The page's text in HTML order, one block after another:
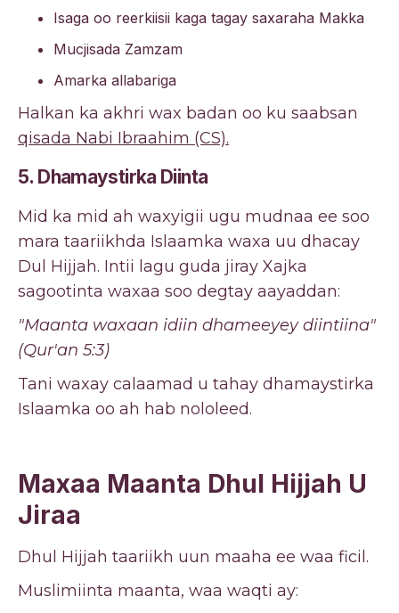
Isaga oo reerkiisii ​​kaga tagay saxaraha Makka
Mucjisada Zamzam
Amarka allabariga
Halkan ka akhri wax badan oo ku saabsan
qisada Nabi Ibraahim (CS).
5. Dhamaystirka Diinta
Mid ka mid ah waxyigii ugu mudnaa ee soo
mara taariikhda Islaamka waxa uu dhacay
Dul Hijjah. Intii lagu guda jiray Xajka
sagootinta waxaa soo degtay aayaddan:
"Maanta waxaan idiin dhameeyey diintiina"
(Qur'an 5:3)
Tani waxay calaamad u tahay dhamaystirka
Islaamka oo ah hab nololeed.
Maxaa Maanta Dhul Hijjah U
Jiraa
Dhul Hijjah taariikh uun maaha ee waa ficil.
Muslimiinta maanta, waa waqti ay: